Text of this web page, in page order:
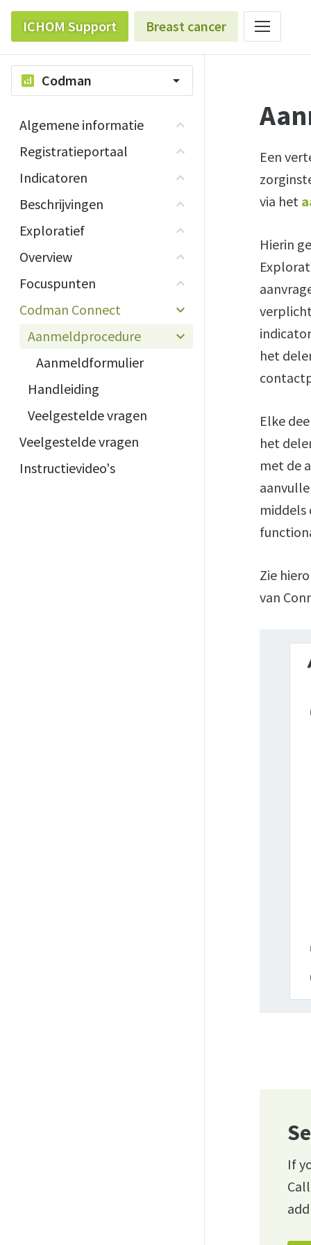
ICHOM Support Breast cancer
analytics Codman arrow_drop_down
Algemene informatie
Registratieportaal
Indicatoren
Beschrijvingen
Exploratief
Overview
Focuspunten
Codman Connect
Aanmeldprocedure
Aanmeldformulier
Handleiding
Veelgestelde vragen
Veelgestelde vragen
Instructievideo's
Een
via het
Hierin
het
Elke
het
met de
middels
Zie
van
If